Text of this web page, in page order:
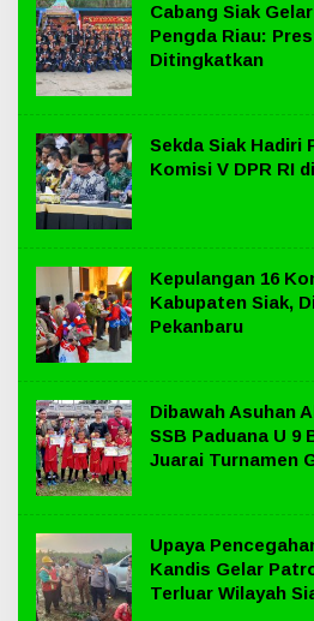
Cabang Siak
Pengda Riau:
Ditingkatkan
Sekda Siak Hadiri
Komisi V DPR RI
Kepulangan 16
Kabupaten Siak,
Pekanbaru
Dibawah Asuhan
SSB Paduana U 9
Juarai Turnamen
Upaya
Kandis Gelar
Terluar Wilayah